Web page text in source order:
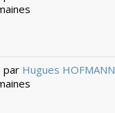
par Hugues HOFMANN